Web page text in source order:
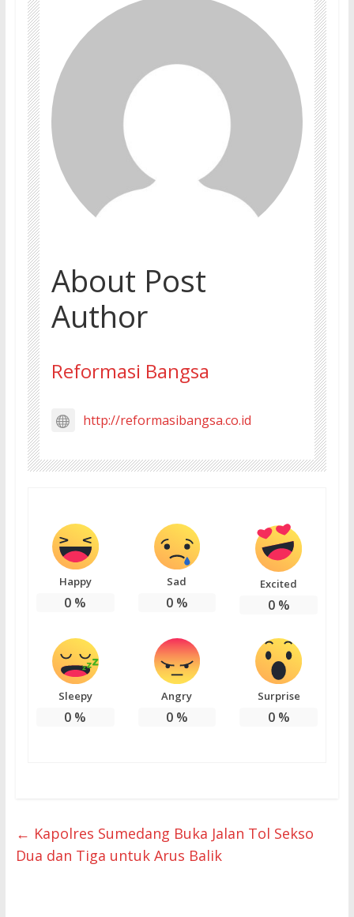
About Post
Author
Reformasi Bangsa
http://reformasibangsa.co.id
Happy
0 %
Sad
0%
Excited
0%
Sleepy
0 %
Angry
0%
Surprise
0%
← Kapolres Sumedang Buka Jalan Tol Sekso
Dua dan Tiga untuk Arus Balik